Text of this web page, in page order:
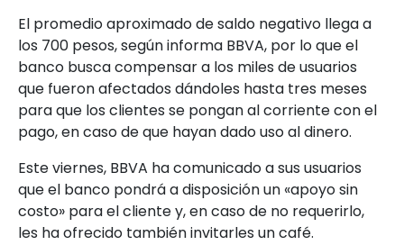
El promedio aproximado de saldo negativo llega a
los 700 pesos, según informa BBVA, por lo que el
banco busca compensar a los miles de usuarios
que fueron afectados dándoles hasta tres meses
para que los clientes se pongan al corriente con el
pago, en caso de que hayan dado uso al dinero.
Este viernes, BBVA ha comunicado a sus usuarios
que el banco pondrá a disposición un «apoyo sin
costo» para el cliente y, en caso de no requerirlo,
les ha ofrecido también invitarles un café.